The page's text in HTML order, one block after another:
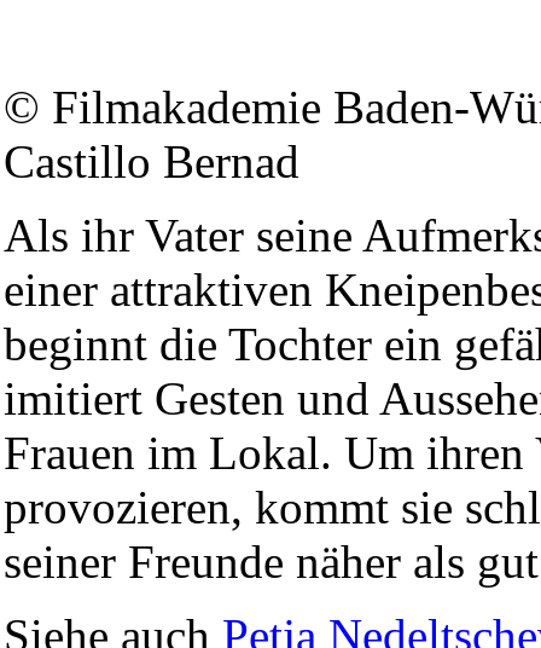
© Filmakademie Baden-
Castillo Bernad
Als ihr Vater seine
einer attraktiven
beginnt die Tochter ein
imitiert Gesten und
Frauen im Lokal. Um ihren
provozieren, kommt sie
seiner Freunde näher als
Siehe auch Petja